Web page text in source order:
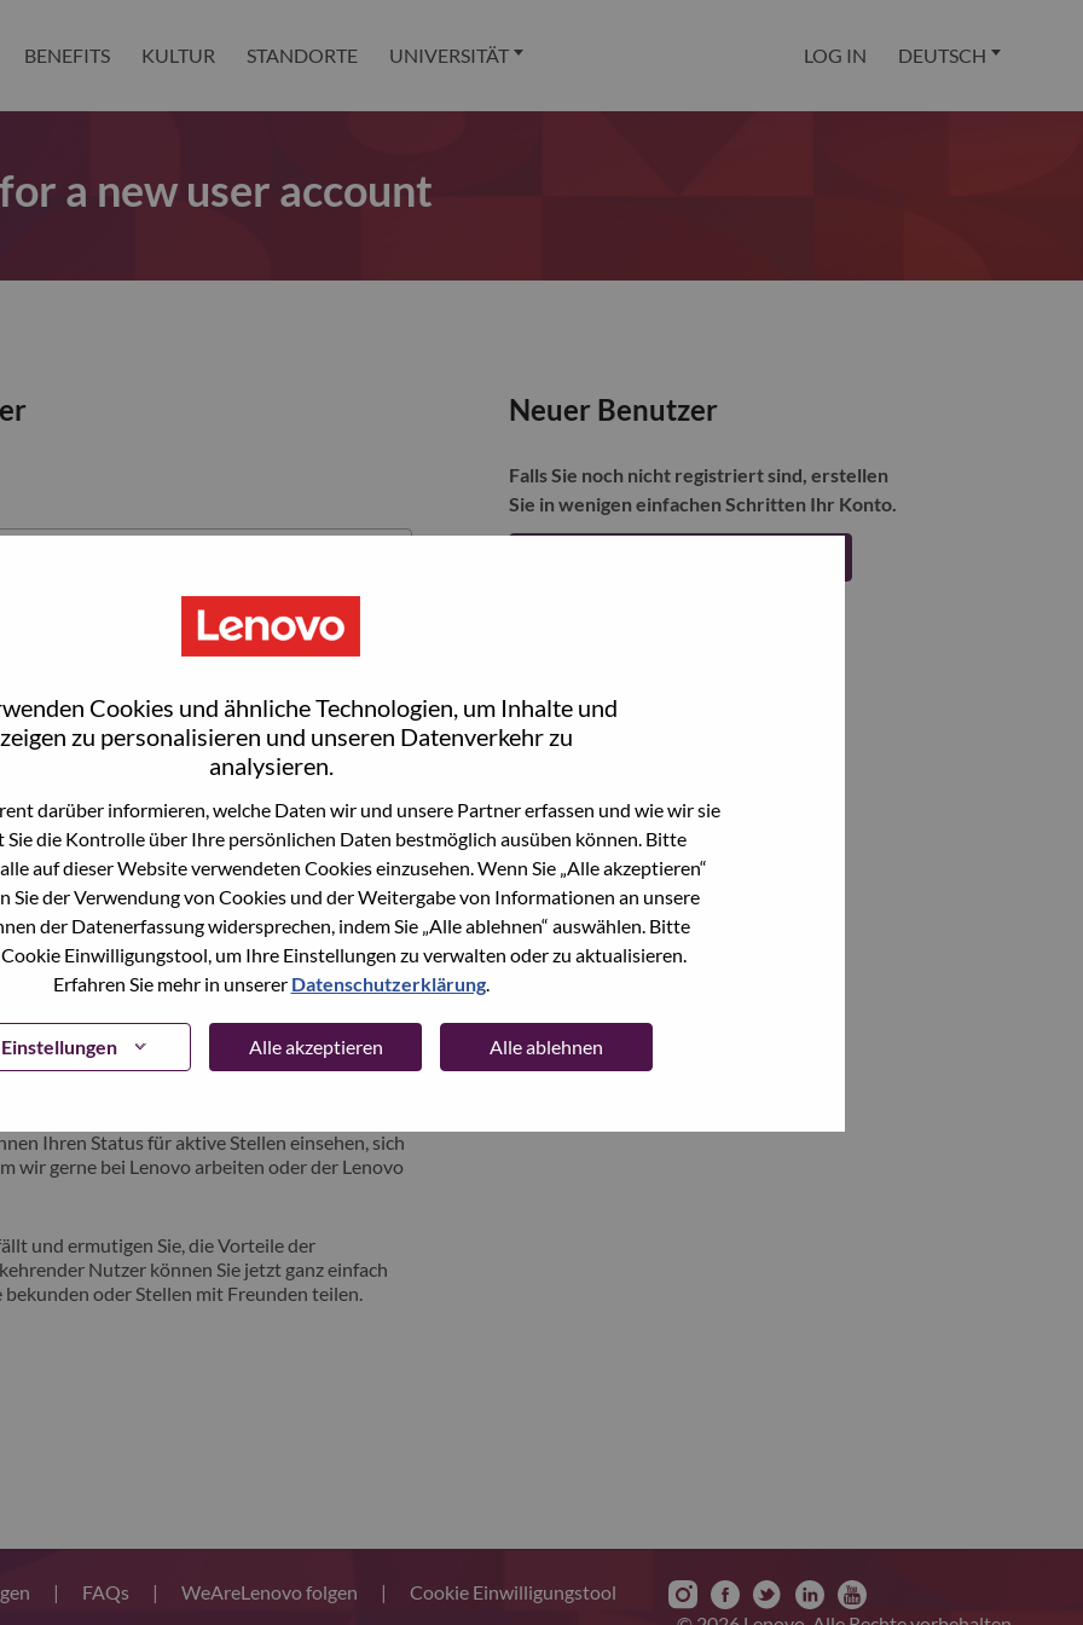
Cookies und ähnliche Technologien, um Inhalte und
zu personalisieren und unseren Datenverkehr zu
analysieren.
darüber informieren, welche Daten wir und unsere Partner erfassen und wie wir sie
Sie die Kontrolle über Ihre persönlichen Daten bestmöglich ausüben können. Bitte
auf dieser Website verwendeten Cookies einzusehen. Wenn Sie „Alle akzeptieren“
Sie der Verwendung von Cookies und der Weitergabe von Informationen an unsere
der Datenerfassung widersprechen, indem Sie „Alle ablehnen“ auswählen. Bitte
Cookie Einwilligungstool, um Ihre Einstellungen zu verwalten oder zu aktualisieren.
Erfahren Sie mehr in unserer Datenschutzerklärung.
Alle akzeptieren Alle ablehnen
BENEFITS KULTUR STANDORTE UNIVERSITÄT LOG IN DEUTSCH
a new user account
beworben haben, haben wir Ihre E-Mail in
"Passwort vergessen", um Ihr Passwort
bei der Registrierung als neuer Benutzer haben,
hrsupport@lenovo.com nd teilen Sie uns die
Screenshots mit. Bitte geben Sie in der
an. Ein Mitglied unseres Teams wird sich nach
vorstellen zu können, auf der Sie von
Ihren Status für aktive Stellen einsehen, sich
wir gerne bei Lenovo arbeiten oder der Lenovo
und ermutigen Sie, die Vorteile der
Nutzer können Sie jetzt ganz einfach
oder Stellen mit Freunden teilen.
Neuer Benutzer
Falls Sie noch nicht registriert sind, erstellen
Sie in wenigen einfachen Schritten Ihr Konto.
| FAQs | WeAreLenovo folgen |
Cookie Einwilligungstool